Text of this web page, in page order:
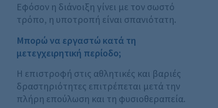
Εφόσον η διάνοιξη γίνει με τον σωστό
τρόπο, η υποτροπή είναι σπανιότατη.
Μπορώ να εργαστώ κατά τη
μετεγχειρητική περίοδο;
Η επιστροφή στις αθλητικές και βαριές
δραστηριότητες επιτρέπεται μετά την
πλήρη επούλωση και τη φυσιοθεραπεία.